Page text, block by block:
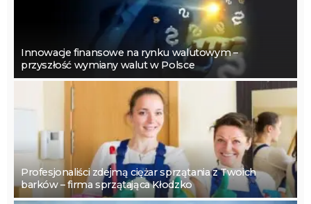
Innowacje finansowe na rynku walutowym –
przyszłość wymiany walut w Polsce
Profesjonaliści zdejmą ciężar sprzątania z Twoich
barków – firma sprzątająca Kłodzko